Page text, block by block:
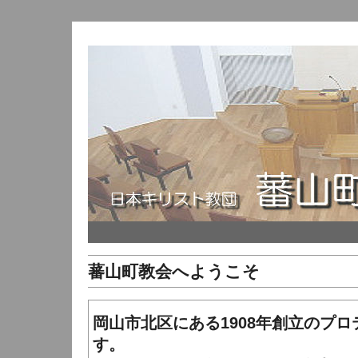
蕃山町教会へようこそ
岡山市北区にある1908年創立のプ
す。